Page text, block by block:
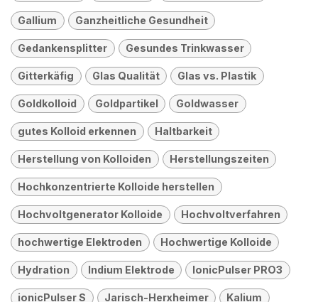
Gallium Ganzheitliche Gesundheit
Gedankensplitter Gesundes Trinkwasser
Gitterkäfig Glas Qualität Glas vs. Plastik
Goldkolloid Goldpartikel Goldwasser
gutes Kolloid erkennen Haltbarkeit
Herstellung von Kolloiden Herstellungszeiten
Hochkonzentrierte Kolloide herstellen
Hochvoltgenerator Kolloide Hochvoltverfahren
hochwertige Elektroden Hochwertige Kolloide
Hydration Indium Elektrode IonicPulser PRO3
ionicPulser S Jarisch-Herxheimer Kalium